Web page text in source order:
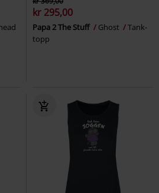
kr 295,00
Papa 2 The Stuff Ghost
Tank-
topp